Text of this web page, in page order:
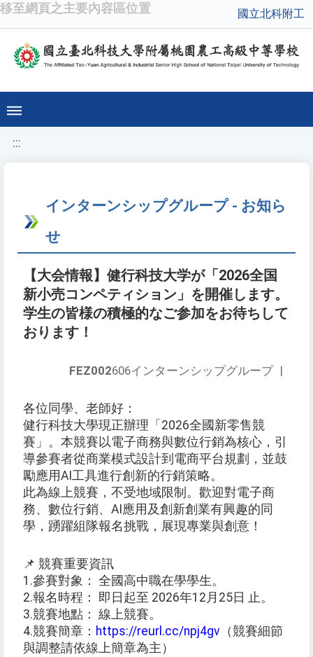
移至網頁之主要內容區位置 國立北科附工
:::
インターンシップグループ - お知ら
せ
【大会情報】健行科技大学が「2026全国
新小売コンペティション」を開催します。
学生の皆様の積極的なご参加をお待ちして
おります！
FEZ002606インターンシップグループ |
各位同學、老師好：
健行科技大學現正辦理「2026全國新零售競
賽」。本競賽以電子商務與數位行銷為核心，引
導參賽者從商業模式設計到電商平台規劃，並鼓
勵應用AI工具進行創新的行銷策略。
此為線上競賽，不受地域限制。歡迎對電子商
務、數位行銷、AI應用及創新創業有興趣的同
學，踴躍組隊報名挑戰，展現專業與創意！
📌 競賽重要資訊
1.參賽對象： 全國高中職在學學生。
2.報名時程： 即日起至 2026年12月25日 止。
3.競賽地點： 線上競賽。
4.競賽簡章： https://reurl.cc/npj4gv （競賽細節
與調整請依線上簡章為主）